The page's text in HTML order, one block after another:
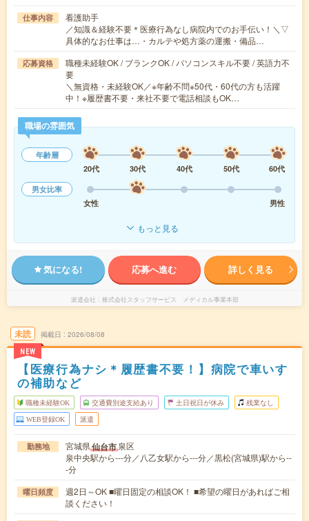
仕事内容
看護助手
／知識＆経験不要＊医療行為なし病院内でのお手伝い！＼▽
具体的なお仕事は…・カルテや処方薬の運搬・備品…
応募資格
職種未経験OK / ブランクOK / パソコンスキル不要 / 英語力不
要
＼無資格・未経験OK／※年齢不問※50代・60代の方も活躍
中！※履歴書不要・来社不要で電話相談もOK…
職場の雰囲気
年齢層
20代
30代 40代 50代
60代
男女比率
女性
男性
もっと見る
気になる! 応募へ進む 詳しく見る
派遣会社 株式会社スタッフサービス メディカル事業本部
未読
NEW
掲載日 2026/08/08
【医療行為ナシ＊履歴書不要！】病院で車いす
の補助など
職種未経験OK 交通費別途支給あり 土日祝日が休み 残業なし
WEB登録OK 派遣
勤務地 宮城県仙台市泉区
泉中央駅から---分／八乙女駅から---分／黒松(宮城県)駅から--
-分
曜日頻度
週2日～OK ■曜日固定の相談OK！ ■希望の曜日があればご相
談ください！